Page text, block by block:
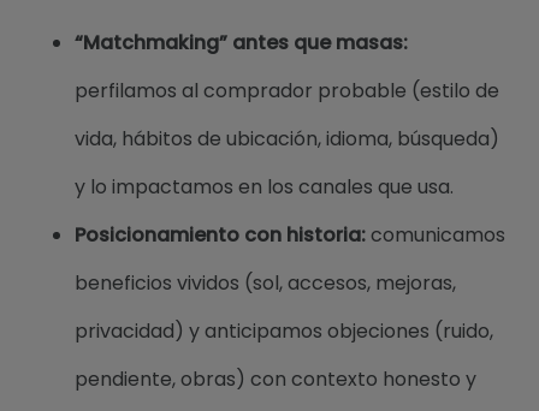
“Matchmaking” antes que masas:
perfilamos al comprador probable (estilo de
vida, hábitos de ubicación, idioma, búsqueda)
y lo impactamos en los canales que usa.
Posicionamiento con historia:comunicamos
beneficios vividos (sol, accesos, mejoras,
privacidad) y anticipamos objeciones (ruido,
pendiente, obras) con contexto honesto y